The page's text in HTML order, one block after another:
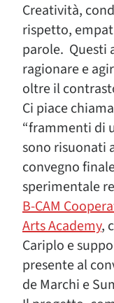
Creatività,
rispetto,
parole. Questi
ragionare e
oltre il
Ci piace
“frammenti di
sono risuonati
convegno
sperimentale
B-CAM
Arts Academy,
Cariplo e
presente al
de Marchi e